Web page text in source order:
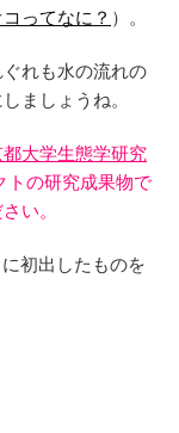
ってなに？ ）。
れも水の流れの
ましょうね。
都大学生態学研究
トの研究成果物で
い。
初出したものを